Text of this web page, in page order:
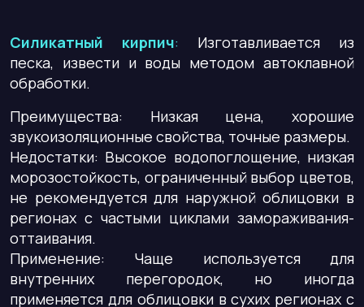
Силикатный кирпич: Изготавливается из
песка, извести и воды методом автоклавной
обработки.
Преимущества: Низкая цена, хорошие
звукоизоляционные свойства, точные размеры.
Недостатки: Высокое водопоглощение, низкая
морозостойкость, ограниченный выбор цветов,
не рекомендуется для наружной облицовки в
регионах с частыми циклами замораживания-
оттаивания.
Применение: Чаще используется для
внутренних перегородок, но иногда
применяется для облицовки в сухих регионах с